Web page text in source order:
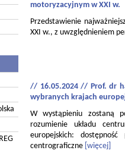
motoryzacyjnym w XXI w.
Przedstawienie
XXI w., z uwzględnieniem
// 16.05.2024 // Prof. dr
wybranych krajach
W wystąpieniu zostaną
rozumienie układu
europejskich:
centrograficzne [więcej]